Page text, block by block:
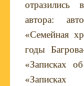
отразились
автора:
«Семейная
годы
«Записках